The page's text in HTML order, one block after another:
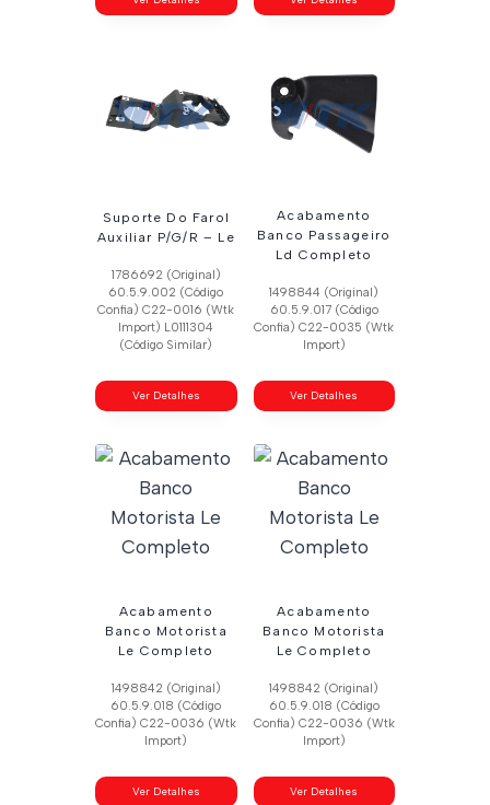
Suporte Do Farol
Auxiliar P/G/R – Le
1786692 (Original)
60.5.9.002 (Código
Confia) C22-0016 (Wtk
Import) L0111304
(Código Similar)
Ver Detalhes
Acabamento
Banco Passageiro
Ld Completo
1498844 (Original)
60.5.9.017 (Código
Confia) C22-0035 (Wtk
Import)
Ver Detalhes
Acabamento
Banco Motorista
Le Completo
1498842 (Original)
60.5.9.018 (Código
Confia) C22-0036 (Wtk
Import)
Ver Detalhes
Acabamento
Banco Motorista
Le Completo
1498842 (Original)
60.5.9.018 (Código
Confia) C22-0036 (Wtk
Import)
Ver Detalhes